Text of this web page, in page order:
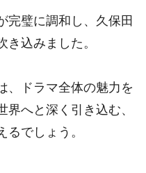
完璧に調和し、久保田
き込みました。
、ドラマ全体の魅力を
へと深く引き込む、
でしょう。